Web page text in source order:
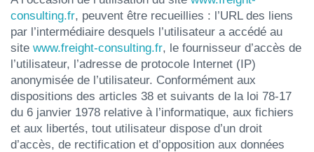
consulting.fr, peuvent être recueillies : l’URL des liens
par l’intermédiaire desquels l’utilisateur a accédé au
site www.freight-consulting.fr, le fournisseur d’accès de
l’utilisateur, l’adresse de protocole Internet (IP)
anonymisée de l’utilisateur. Conformément aux
dispositions des articles 38 et suivants de la loi 78-17
du 6 janvier 1978 relative à l’informatique, aux fichiers
et aux libertés, tout utilisateur dispose d’un droit
d’accès, de rectification et d’opposition aux données